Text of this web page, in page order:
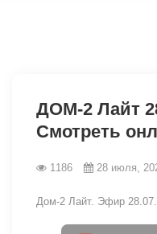
ДОМ-2 Лайт
Смотреть
1186 28 июля,
Дом-2 Лайт. Эфир